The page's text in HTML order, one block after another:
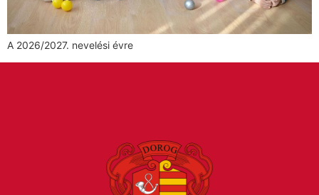
A 2026/2027. nevelési évre